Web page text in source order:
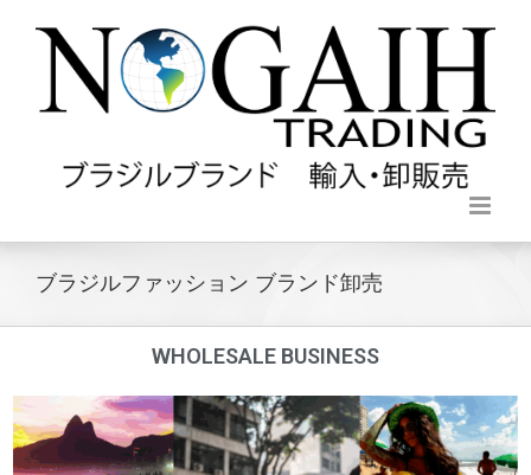
ブラジルファッション ブランド卸売
WHOLESALE BUSINESS